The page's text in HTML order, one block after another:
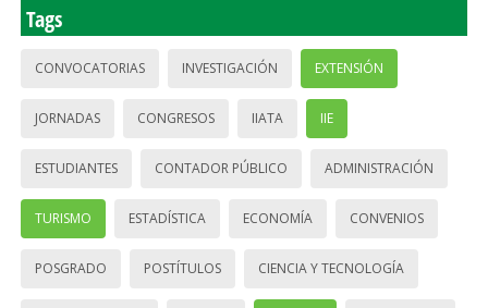
Tags
CONVOCATORIAS INVESTIGACIÓN EXTENSIÓN
JORNADAS CONGRESOS IIATA IIE
ESTUDIANTES CONTADOR PÚBLICO ADMINISTRACIÓN
TURISMO ESTADÍSTICA ECONOMÍA CONVENIOS
POSGRADO POSTÍTULOS CIENCIA Y TECNOLOGÍA